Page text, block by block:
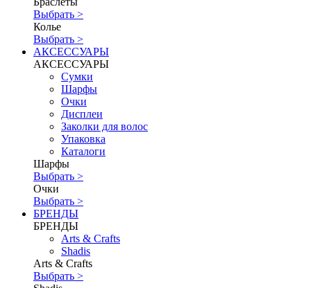
Выбрать >
Колье
Выбрать >
АКСЕССУАРЫ
АКСЕССУАРЫ
Сумки
Шарфы
Очки
Дисплеи
Заколки для волос
Упаковка
Каталоги
Шарфы
Выбрать >
Очки
Выбрать >
БРЕНДЫ
БРЕНДЫ
Аrts & Сrafts
Shadis
Аrts & Сrafts
Выбрать >